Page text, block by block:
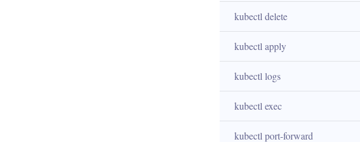
kubectl delete
kubectl apply
kubectl logs
kubectl exec
kubectl port-forward